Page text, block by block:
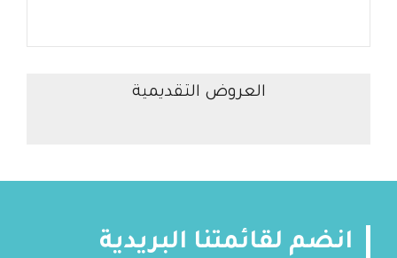
العروض التقديمية
انضم لقائمتنا البريدية